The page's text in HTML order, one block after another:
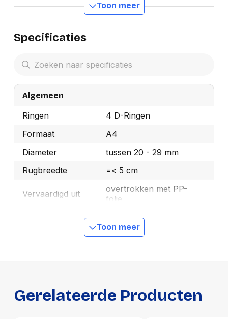
Toon meer
Specificaties
Algemeen
Ringen
4 D-Ringen
Formaat
A4
Diameter
tussen 20 - 29 mm
Rugbreedte
=< 5 cm
Vervaardigd uit
overtrokken met PP-
folie
Zwart
FSC Recycled
Manufacturer Part
Number
49733
Toon meer
Gerelateerde Producten